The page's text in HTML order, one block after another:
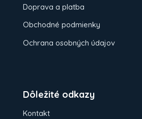
Doprava a platba
Obchodné podmienky
Ochrana osobných údajov
Dôležité odkazy
Kontakt